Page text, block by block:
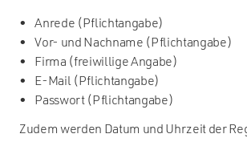
• Anrede (Pflichtangabe)
• Vor- und Nachname (Pflichtangabe)
• Firma (freiwillige Angabe)
• E-Mail (Pflichtangabe)
• Passwort (Pflichtangabe)
Zudem werden Datum und Uhrzeit der